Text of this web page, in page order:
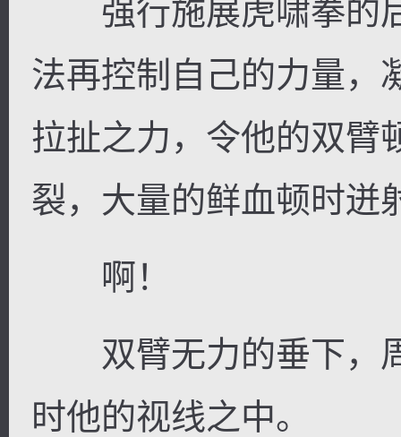
强行施展虎啸拳的
法再控制自己的力量，
拉扯之力，令他的双臂
裂，大量的鲜血顿时迸
啊！
双臂无力的垂下，
时他的视线之中。